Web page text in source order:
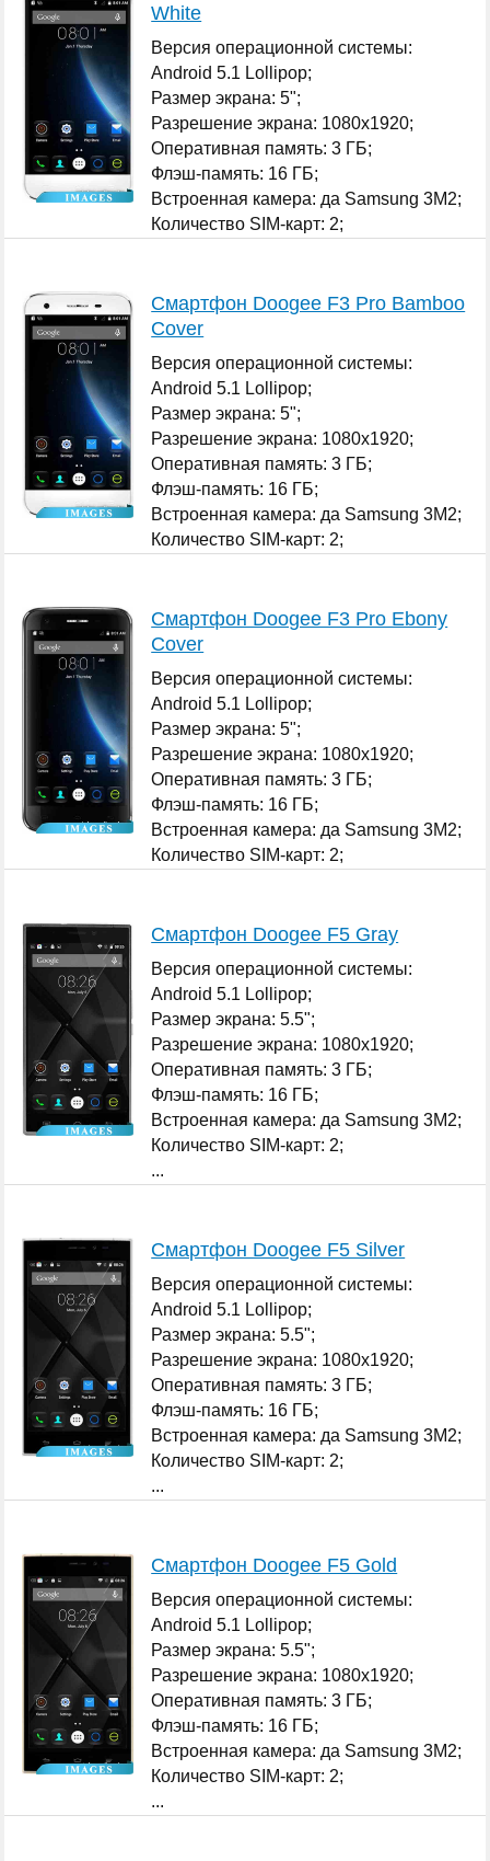
White
Версия операционной системы:
Android 5.1 Lollipop;
Размер экрана: 5";
Разрешение экрана: 1080x1920;
Оперативная память: 3 ГБ;
Флэш-память: 16 ГБ;
Встроенная камера: да Samsung 3M2;
Количество SIM-карт: 2;
Смартфон Doogee F3 Pro Bamboo
Cover
Версия операционной системы:
Android 5.1 Lollipop;
Размер экрана: 5";
Разрешение экрана: 1080x1920;
Оперативная память: 3 ГБ;
Флэш-память: 16 ГБ;
Встроенная камера: да Samsung 3M2;
Количество SIM-карт: 2;
Смартфон Doogee F3 Pro Ebony
Cover
Версия операционной системы:
Android 5.1 Lollipop;
Размер экрана: 5";
Разрешение экрана: 1080x1920;
Оперативная память: 3 ГБ;
Флэш-память: 16 ГБ;
Встроенная камера: да Samsung 3M2;
Количество SIM-карт: 2;
Смартфон Doogee F5 Gray
Версия операционной системы:
Android 5.1 Lollipop;
Размер экрана: 5.5";
Разрешение экрана: 1080x1920;
Оперативная память: 3 ГБ;
Флэш-память: 16 ГБ;
Встроенная камера: да Samsung 3M2;
Количество SIM-карт: 2;
...
Смартфон Doogee F5 Silver
Версия операционной системы:
Android 5.1 Lollipop;
Размер экрана: 5.5";
Разрешение экрана: 1080x1920;
Оперативная память: 3 ГБ;
Флэш-память: 16 ГБ;
Встроенная камера: да Samsung 3M2;
Количество SIM-карт: 2;
...
Смартфон Doogee F5 Gold
Версия операционной системы:
Android 5.1 Lollipop;
Размер экрана: 5.5";
Разрешение экрана: 1080x1920;
Оперативная память: 3 ГБ;
Флэш-память: 16 ГБ;
Встроенная камера: да Samsung 3M2;
Количество SIM-карт: 2;
...